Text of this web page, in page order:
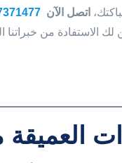
اتصل الآن
الاستفادة من خبراتنا